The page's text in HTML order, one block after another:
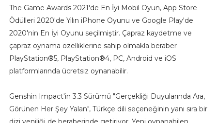
The Game Awards 2021'de En İyi Mobil Oyun, App Store
Ödülleri 2020'de Yılın iPhone Oyunu ve Google Play'de
2020'nin En İyi Oyunu seçilmiştir. Çapraz kaydetme ve
çapraz oynama özelliklerine sahip olmakla beraber
PlayStation®5, PlayStation®4, PC, Android ve iOS
platformlarında ücretsiz oynanabilir.
Genshin Impact'in 3.3 Sürümü "Gerçekliği Duyularında Ara,
Görünen Her Şey Yalan", Türkçe dili seçeneğinin yanı sıra bir